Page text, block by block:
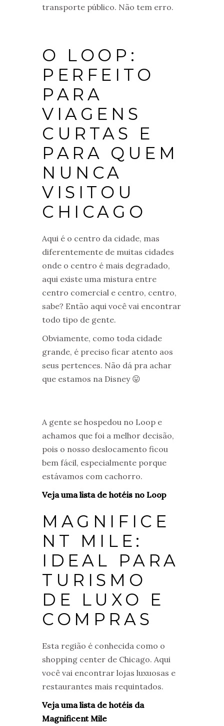
transporte público. Não tem erro.
O LOOP:
PERFEITO
PARA
VIAGENS
CURTAS E
PARA QUEM
NUNCA
VISITOU
CHICAGO
Aqui é o centro da cidade, mas
diferentemente de muitas cidades
onde o centro é mais degradado,
aqui existe uma mistura entre
centro comercial e centro, centro,
sabe? Então aqui você vai encontrar
todo tipo de gente.
Obviamente, como toda cidade
grande, é preciso ficar atento aos
seus pertences. Não dá pra achar
que estamos na Disney 😛
A gente se hospedou no Loop e
achamos que foi a melhor decisão,
pois o nosso deslocamento ficou
bem fácil, especialmente porque
estávamos com cachorro.
Veja uma lista de hotéis no Loop
MAGNIFICE
NT MILE:
IDEAL PARA
TURISMO
DE LUXO E
COMPRAS
Esta região é conhecida como o
shopping center de Chicago. Aqui
você vai encontrar lojas luxuosas e
restaurantes mais requintados.
Veja uma lista de hotéis da
Magnificent Mile